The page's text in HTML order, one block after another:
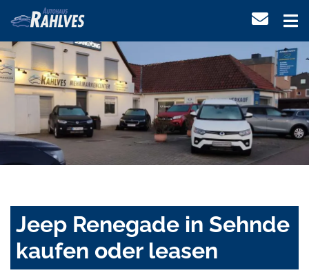
Jeep Renegade in Sehnde
kaufen oder leasen